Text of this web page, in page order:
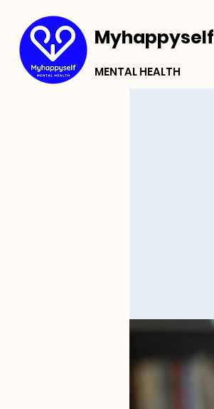
Myhappyself
MENTAL HEALTH